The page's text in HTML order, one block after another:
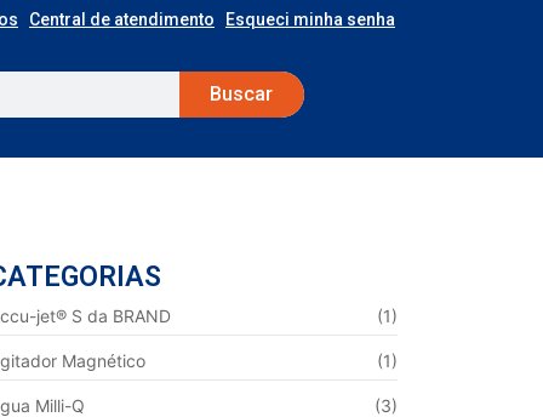
Central de atendimento Esqueci minha senha
Buscar
jet® S da BRAND (1)
Magnético (1)
Milli-Q (3)